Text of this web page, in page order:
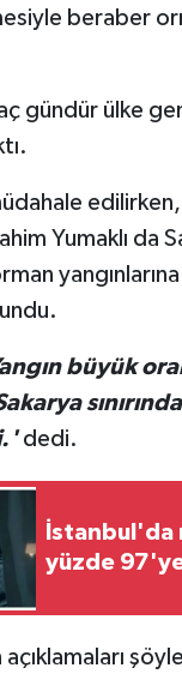
beraber
gündür ülke
Yumaklı da
büyük
dedi.
İstanbul'da
yüzde 97'ye
açıklamaları